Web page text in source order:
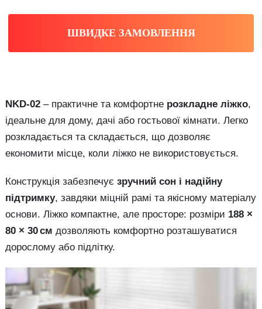
ШВИДКЕ ЗАМОВЛЕННЯ
NKD-02 – практичне та комфортне розкладне ліжко,
ідеальне для дому, дачі або гостьової кімнати. Легко
розкладається та складається, що дозволяє
економити місце, коли ліжко не використовується.
Конструкція забезпечує зручний сон і надійну
підтримку, завдяки міцній рамі та якісному матеріалу
основи. Ліжко компактне, але просторе: розміри 188 ×
80 × 30 см дозволяють комфортно розташуватися
дорослому або підлітку.